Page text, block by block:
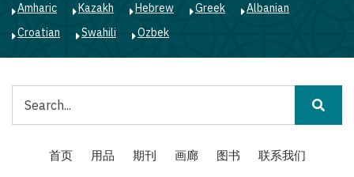
Amharic
Kazakh Hebrew Greek
Albanian
Croatian
Swahili Ozbek
navigation
首页 用品 期刊 画廊 图书 联系我们